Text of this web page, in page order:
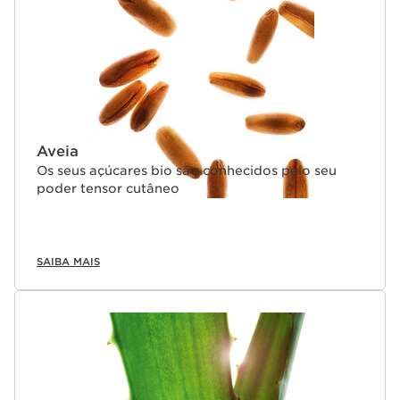
Aveia
Os seus açúcares bio são conhecidos pelo seu
poder tensor cutâneo
SAIBA MAIS